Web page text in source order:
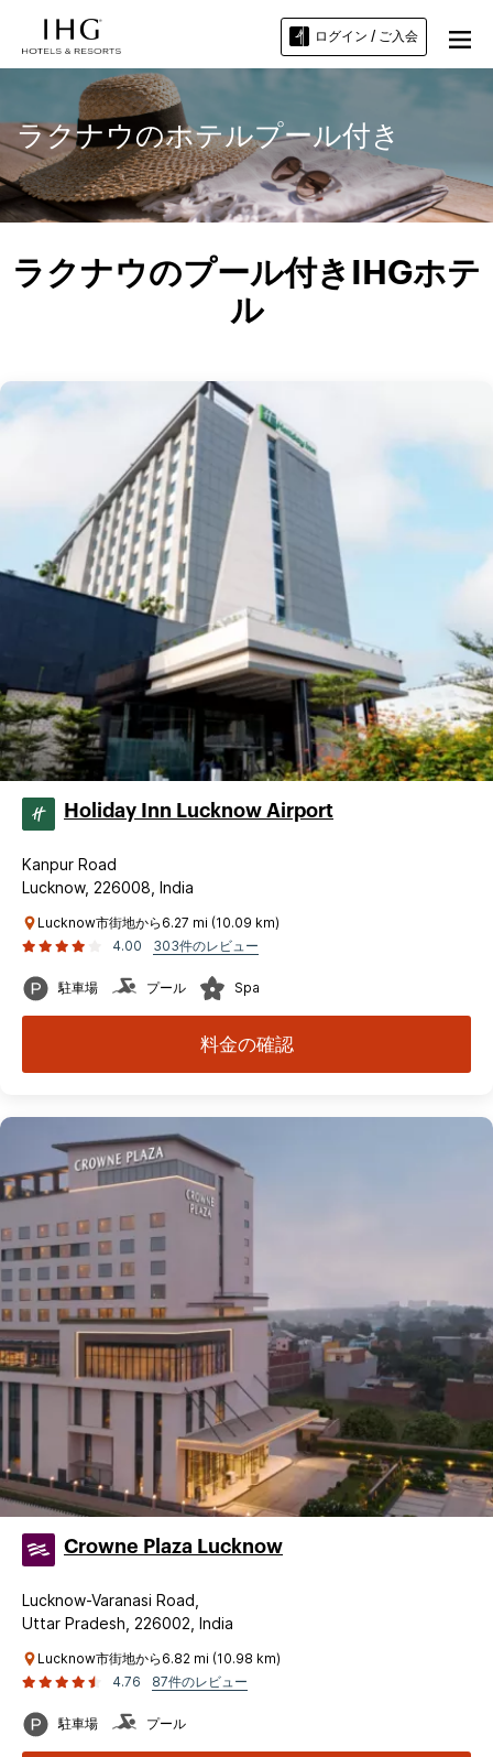
ログイン / ご入会
ラクナウのホテルプール付き
ラクナウのプール付きIHGホテ
ル
Holiday Inn Lucknow Airport
Kanpur Road
Lucknow, 226008, India
Lucknow市街地から6.27 mi (10.09 km)
4.00
303件のレビュー
駐車場 プール Spa
料金の確認
Crowne Plaza Lucknow
Lucknow-Varanasi Road,
Uttar Pradesh, 226002, India
Lucknow市街地から6.82 mi (10.98 km)
4.76
87件のレビュー
駐車場 プール